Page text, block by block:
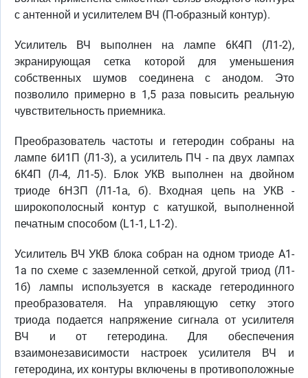
с антенной и усилителем ВЧ (П-образный контур).
Усилитель ВЧ выполнен на лампе 6К4П (Л1-2),
экранирующая сетка которой для уменьшения
собственных шумов соединена с анодом. Это
позволило примерно в 1,5 раза повысить реальную
чувствительность приемника.
Преобразователь частоты и гетеродин собраны на
лампе 6И1П (Л1-3), а усилитель ПЧ - па двух лампах
6К4П (Л-4, Л1-5). Блок УКВ выполнен на двойном
триоде 6НЗП (Л1-1а, б). Входная цепь на УКВ -
широкополосный контур с катушкой, выполненной
печатным способом (L1-1, L1-2).
Усилитель ВЧ УКВ блока собран на одном триоде A1-
1a по схеме с заземленной сеткой, другой триод (Л1-
1б) лампы используется в каскаде гетеродинного
преобразователя. На управляющую сетку этого
триода подается напряжение сигнала от усилителя
ВЧ и от гетеродина. Для обеспечения
взаимонезависимости настроек усилителя ВЧ и
гетеродина, их контуры включены в противоположные